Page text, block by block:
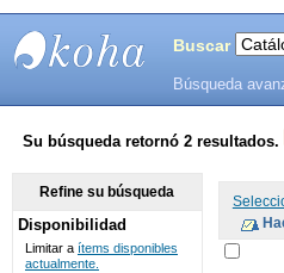
SISTEMAS
DE
BIBLIOTECAS
Buscar
Búsqueda
Su búsqueda retornó 2 resultados.
Refine su búsqueda
Disponibilidad
Limitar a ítems disponibles
actualmente.